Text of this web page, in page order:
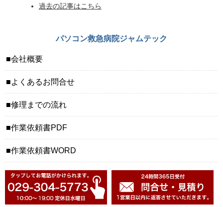
過去の記事はこちら
パソコン救急病院ジャムテック
会社概要
よくあるお問合せ
修理までの流れ
作業依頼書PDF
作業依頼書WORD